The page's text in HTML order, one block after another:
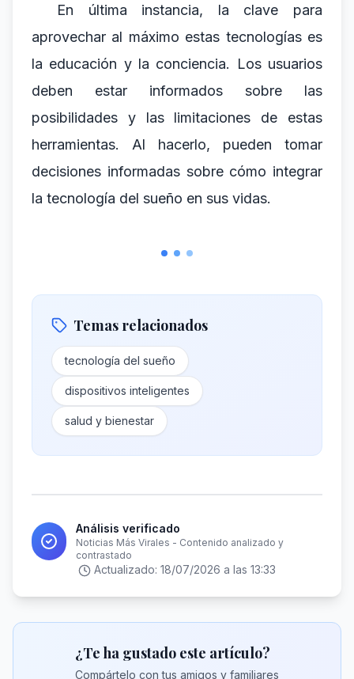
En última instancia, la clave para
aprovechar al máximo estas tecnologías es
la educación y la conciencia. Los usuarios
deben estar informados sobre las
posibilidades y las limitaciones de estas
herramientas. Al hacerlo, pueden tomar
decisiones informadas sobre cómo integrar
la tecnología del sueño en sus vidas.
Temas relacionados
tecnología del sueño
dispositivos inteligentes
salud y bienestar
Análisis verificado
Noticias Más Virales - Contenido analizado y
contrastado
Actualizado: 18/07/2026 a las 13:33
¿Te ha gustado este artículo?
Compártelo con tus amigos y familiares